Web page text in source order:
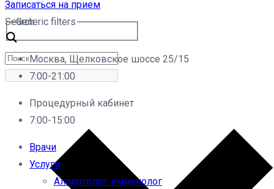
Записаться на прием
Search
Generic filters
Москва, Щелковское шоссе 25/15
7:00-21:00
Процедурный кабинет
7:00-15:00
Врачи
Услуги
Аллерголог-иммунолог